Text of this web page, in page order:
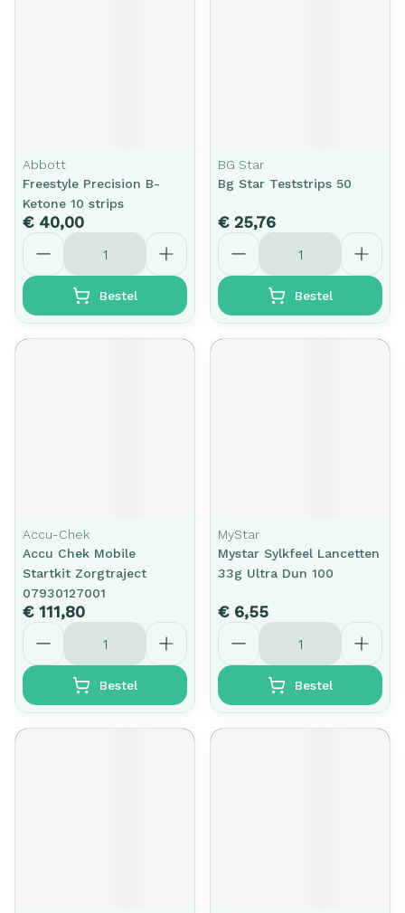
Abbott
Freestyle Precision B-
Ketone 10 strips
€ 40,00
Aantal
Bestel
BG Star
Bg Star Teststrips 50
€ 25,76
Aantal
Bestel
Accu-Chek
Accu Chek Mobile
Startkit Zorgtraject
07930127001
€ 111,80
Aantal
Bestel
MyStar
Mystar Sylkfeel Lancetten
33g Ultra Dun 100
€ 6,55
Aantal
Bestel